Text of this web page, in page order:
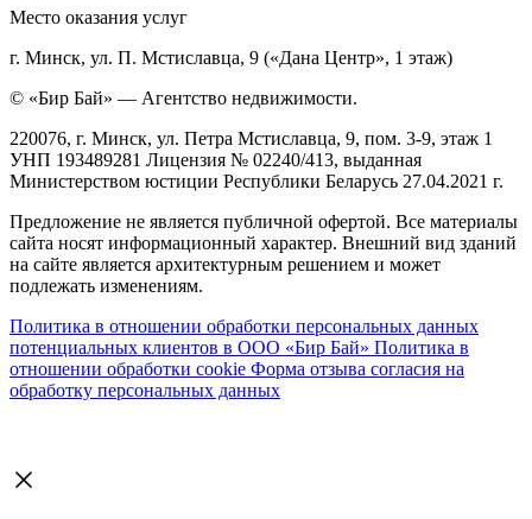
Место оказания услуг
г. Минск, ул. П. Мстиславца, 9 («Дана Центр», 1 этаж)
© «Бир Бай» — Агентство недвижимости.
220076, г. Минск, ул. Петра Мстиславца, 9, пом. 3-9, этаж 1
УНП 193489281 Лицензия № 02240/413, выданная
Министерством юстиции Республики Беларусь 27.04.2021 г.
Предложение не является публичной офертой. Все материалы
сайта носят информационный характер. Внешний вид зданий
на сайте является архитектурным решением и может
подлежать изменениям.
Политика в отношении обработки персональных данных
потенциальных клиентов в ООО «Бир Бай» Политика в
отношении обработки cookie Форма отзыва согласия на
обработку персональных данных